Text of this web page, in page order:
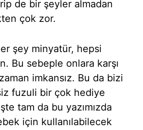
de bir şeyler almadan
çok zor.
şey minyatür, hepsi
Bu sebeple onlara karşı
imkansız. Bu da bizi
fuzuli bir çok hediye
tam da bu yazımızda
için kullanılabilecek